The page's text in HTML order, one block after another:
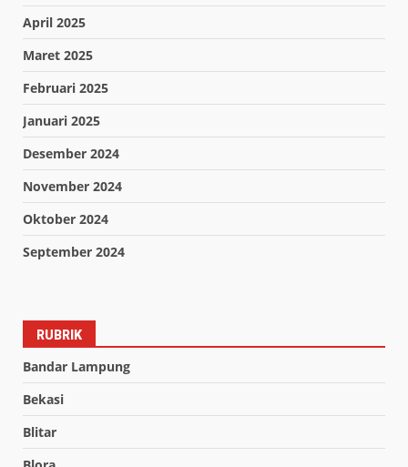
April 2025
Maret 2025
Februari 2025
Januari 2025
Desember 2024
November 2024
Oktober 2024
September 2024
RUBRIK
Bandar Lampung
Bekasi
Blitar